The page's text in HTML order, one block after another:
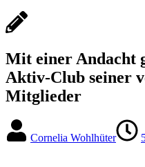
Mit einer Andacht
Aktiv-Club seiner
Mitglieder
Cornelia Wohlhüter